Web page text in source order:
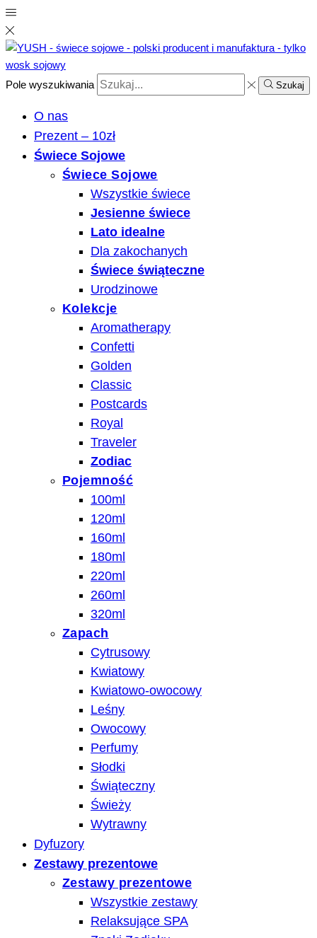
Pole wyszukiwania Szukaj
O nas
Prezent – 10zł
Świece Sojowe
Świece Sojowe
Wszystkie świece
Jesienne świece
Lato idealne
Dla zakochanych
Świece świąteczne
Urodzinowe
Kolekcje
Aromatherapy
Confetti
Golden
Classic
Postcards
Royal
Traveler
Zodiac
Pojemność
100ml
120ml
160ml
180ml
220ml
260ml
320ml
Zapach
Cytrusowy
Kwiatowy
Kwiatowo-owocowy
Leśny
Owocowy
Perfumy
Słodki
Świąteczny
Świeży
Wytrawny
Dyfuzory
Zestawy prezentowe
Zestawy prezentowe
Wszystkie zestawy
Relaksujące SPA